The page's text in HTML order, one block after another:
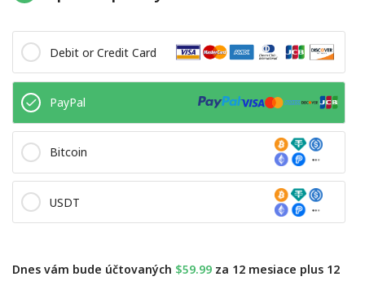
Debit or Credit Card
PayPal
Bitcoin
USDT
Dnes vám bude účtovaných $59.99 za 12 mesiace plus 12